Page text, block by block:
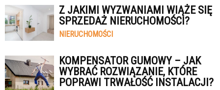
Z JAKIMI WYZWANIAMI WIĄŻE SIĘ
SPRZEDAŻ NIERUCHOMOŚCI?
NIERUCHOMOŚCI
KOMPENSATOR GUMOWY – JAK
WYBRAĆ ROZWIĄZANIE, KTÓRE
POPRAWI TRWAŁOŚĆ INSTALACJI?